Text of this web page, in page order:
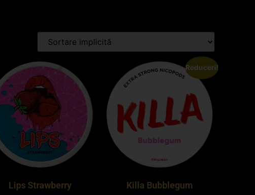
Lips Strawberry
Reduceri!
Killa Bubblegum